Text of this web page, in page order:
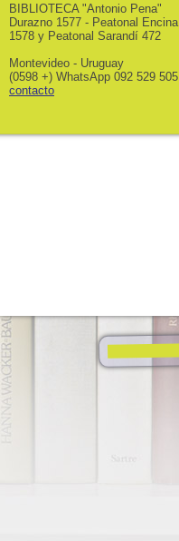
BIBLIOTECA "Antonio Pena"
Durazno 1577 - Peatonal Encina
1578 y Peatonal Sarandí 472
Montevideo - Uruguay
(0598 +) WhatsApp 092 529 505
contacto